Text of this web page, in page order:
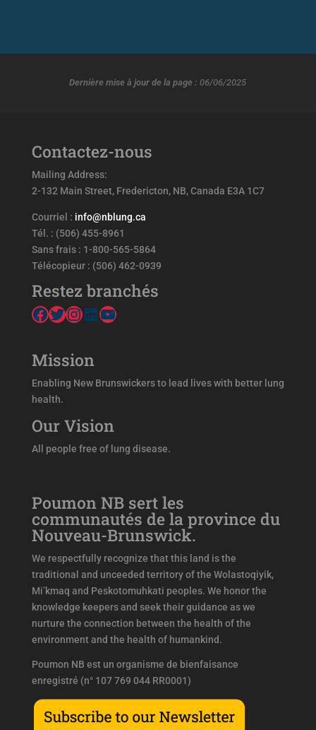
Dernière mise à jour de la page : 06/06/2025
Contactez-nous
Mailing Address:
2-132 Main Street, Fredericton, NB, Canada E3A 1C7
Courriel : info@nblung.ca
Tél. : (506) 455-8961
Sans frais : 1-800-565-5864
Télécopieur : (506) 462-0939
Restez branchés
Facebook
Twitter
Instagram
LinkedIn
YouTube
Mission
Enabling New Brunswickers to lead lives with better lung
health.
Our Vision
All people free of lung disease.
Poumon NB sert les
communautés de la province du
Nouveau-Brunswick.
We respectfully recognize that this land is the
traditional and unceeded territory of the Wolastoqiyik,
Mi’kmaq and Peskotomuhkati peoples. We honor the
knowledge keepers and seek their guidance as we
nurture the connection between the health of the
environment and the health of humankind.
Poumon NB est un organisme de bienfaisance
enregistré (n° 107 769 044 RR0001)